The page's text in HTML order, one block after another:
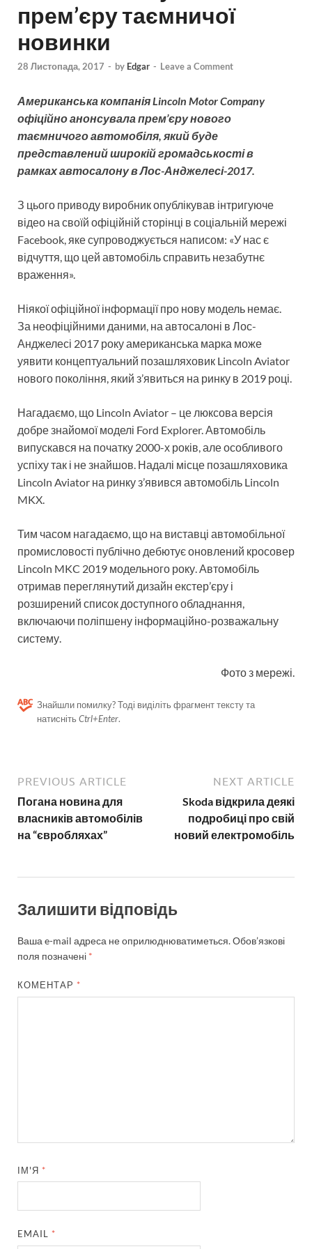
прем’єру таємничої
новинки
28 Листопада, 2017 - by Edgar - Leave a Comment
Американська компанія Lincoln Motor Company
офіційно анонсувала прем’єру нового
таємничого автомобіля, який буде
представлений широкій громадськості в
рамках автосалону в Лос-Анджелесі-2017.
З цього приводу виробник опублікував інтригуюче
відео на своїй офіційній сторінці в соціальній мережі
Facebook, яке супроводжується написом: «У нас є
відчуття, що цей автомобіль справить незабутнє
враження».
Ніякої офіційної інформації про нову модель немає.
За неофіційними даними, на автосалоні в Лос-
Анджелесі 2017 року американська марка може
уявити концептуальний позашляховик Lincoln Aviator
нового покоління, який з’явиться на ринку в 2019 році.
Нагадаємо, що Lincoln Aviator – це люксова версія
добре знайомої моделі Ford Explorer. Автомобіль
випускався на початку 2000-х років, але особливого
успіху так і не знайшов. Надалі місце позашляховика
Lincoln Aviator на ринку з’явився автомобіль Lincoln
MKX.
Тим часом нагадаємо, що на виставці автомобільної
промисловості публічно дебютує оновлений кросовер
Lincoln MKC 2019 модельного року. Автомобіль
отримав переглянутий дизайн екстер’єру і
розширений список доступного обладнання,
включаючи поліпшену інформаційно-розважальну
систему.
Фото з мережі.
Знайшли помилку? Тоді виділіть фрагмент тексту та
натисніть Ctrl+Enter.
PREVIOUS ARTICLE
Погана новина для
власників автомобілів
на “євробляхах”
NEXT ARTICLE
Skoda відкрила деякі
подробиці про свій
новий електромобіль
Залишити відповідь
Ваша e-mail адреса не оприлюднюватиметься.Обов’язкові
поля позначені *
КОМЕНТАР *
ІМ'Я *
EMAIL *